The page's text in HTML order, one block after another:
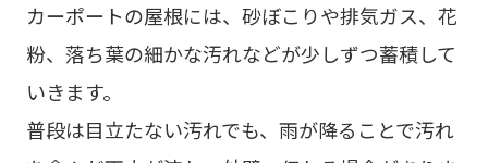
カーポートの屋根には、砂ぼこりや排気ガス、花
粉、落ち葉の細かな汚れなどが少しずつ蓄積して
いきます。
普段は目立たない汚れでも、雨が降ることで汚れ